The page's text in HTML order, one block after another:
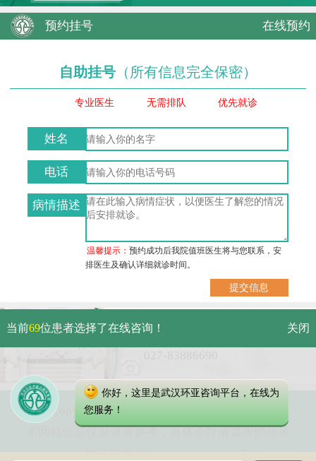
预约挂号 在线预约
自助挂号 （所有信息完全保密）
专业医生 无需排队 优先就诊
姓名
电话
病情描述
温馨提示：预约成功后我院值班医生将与您联系，安
排医生及确认详细就诊时间。
武汉市硚口区解放大道479号
Copyright 2023 武汉环亚中医白癜风医院
本网站信息仅做健康参考，具体诊疗请遵医师意见
当前69位患者选择了在线咨询！ 关闭
你好，这里是武汉环亚咨询平台，在线为
您服务！